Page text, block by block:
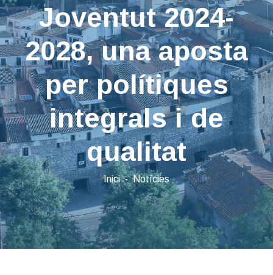
Joventut 2024-
2028, una aposta
per polítiques
integrals i de
qualitat
Inici Notícies